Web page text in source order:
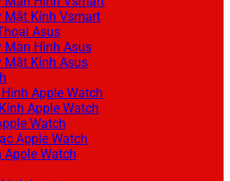
Mặt Kính Vsmart
Asus
Màn Hình Asus
Mặt Kính Asus
Apple Watch
Apple Watch
Watch
Apple Watch
Watch